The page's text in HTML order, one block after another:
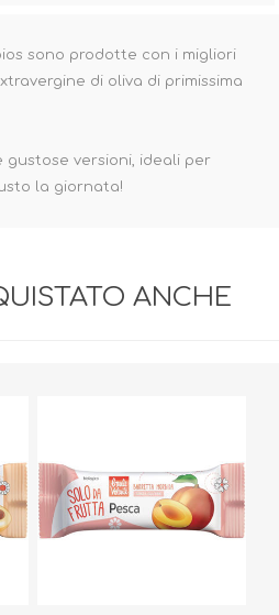
sono prodotte con i migliori
di oliva di primissima
gustose versioni, ideali per
la giornata!
ANCHE